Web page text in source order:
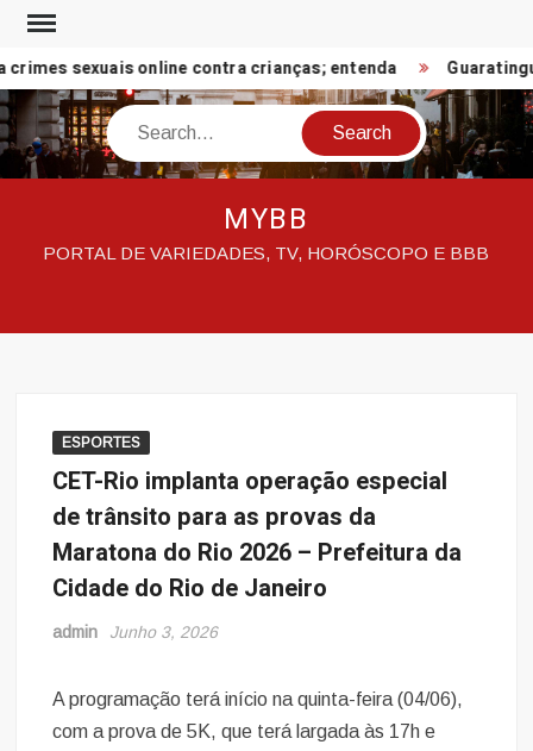
Skip
contentsexuais online contra crianças; entenda
Search
MYBB
PORTAL DE VARIEDADES, TV, HORÓSCOPO E BBB
ESPORTES
CET-Rio implanta operação especial
de trânsito para as provas da
Maratona do Rio 2026 – Prefeitura da
Cidade do Rio de Janeiro
admin Junho 3, 2026
A programação terá início na quinta-feira (04/06),
com a prova de 5K, que terá largada às 17h e